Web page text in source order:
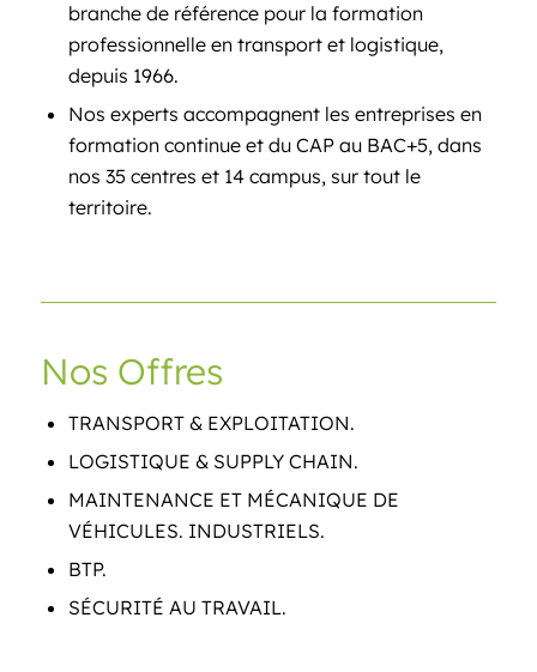
branche de référence pour la formation
professionnelle en transport et logistique,
depuis 1966.
Nos experts accompagnent les entreprises en
formation continue et du CAP au BAC+5, dans
nos 35 centres et 14 campus, sur tout le
territoire.
Nos Offres
TRANSPORT & EXPLOITATION.
LOGISTIQUE & SUPPLY CHAIN.
MAINTENANCE ET MÉCANIQUE DE
VÉHICULES. INDUSTRIELS.
BTP.
SÉCURITÉ AU TRAVAIL.